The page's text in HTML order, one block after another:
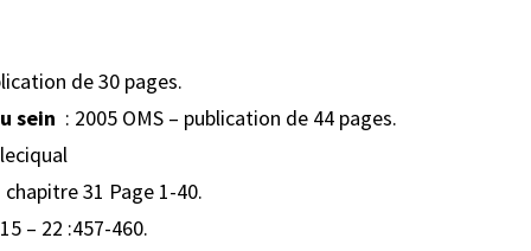
de 30 pages.
sein : 2005 OMS – publication de 44 pages.
31 Page 1-40.
– 22 :457-460.